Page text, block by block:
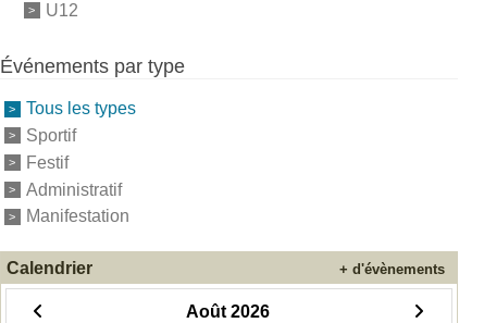
U12
Événements par type
Tous les types
Sportif
Festif
Administratif
Manifestation
Calendrier
Août 2026
+ d'évènements